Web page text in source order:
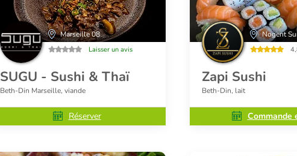
Marseille 08
Laisser un avis
SUGU - Sushi & Thaï
Beth-Din Marseille, viande
Réserver
Nogent
Zapi Sushi
Beth-Din, lait
Commande